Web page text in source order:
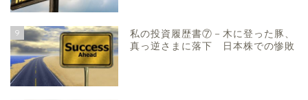
9
私の投資履歴書⑦－木に登った豚、
真っ逆さまに落下 日本株での惨敗